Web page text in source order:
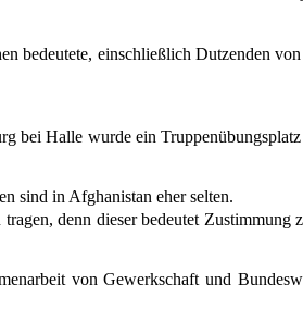
bedeutete, einschließlich Dutzenden
bei Halle wurde ein
sind in Afghanistan eher selten.
denn dieser bedeutet Zustimmung
von Gewerkschaft und